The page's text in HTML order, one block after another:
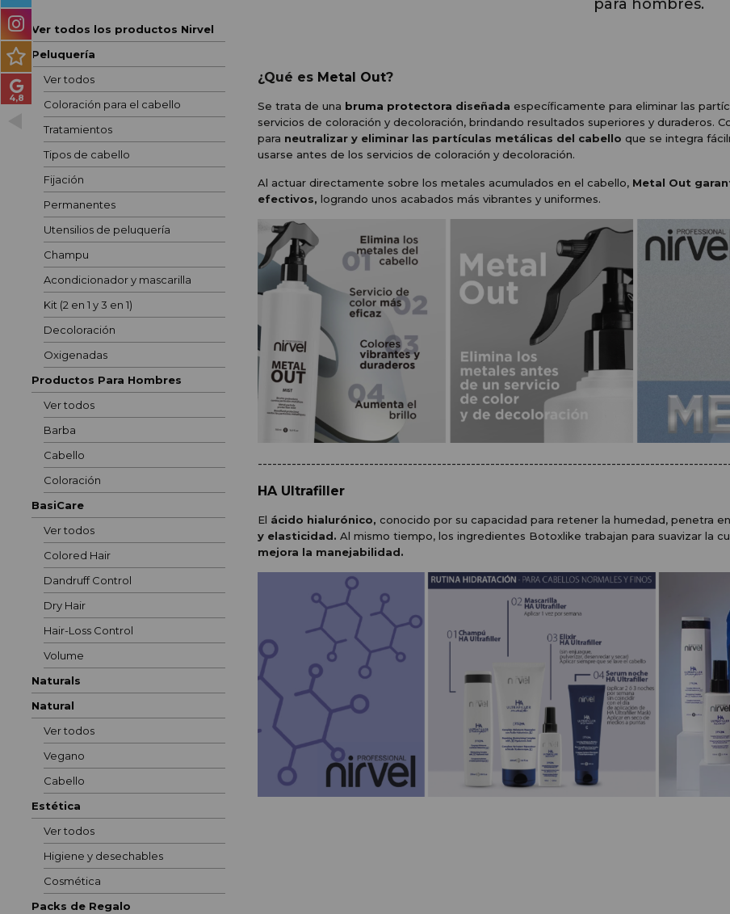
HOMBRES
MÉTODO CURLY
PACKS DE REGALO
OUTLET
BLOG
para hombres.
¿Qué esMetal Out?
Se trata de una bruma protectora diseñada específicamente para eliminar las
servicios de coloración y decoloración, brindando resultados superiores y duraderos.
para neutralizar y eliminar las partículas metálicas del cabello que se integra
usarse antes de los servicios de coloración y decoloración.
Al actuar directamente sobre los metales acumulados en el cabello, Metal Out
efectivos, logrando unos acabados más vibrantes y uniformes.
HA Ultrafiller
El ácido hialurónico, conocido por su capacidad para retener la humedad, penetra
y elasticidad. Al mismo tiempo, los ingredientes Botoxlike trabajan para suavizar la
mejora la manejabilidad.
Ver todos los productos Nirvel
Peluquería
Ver todos
Coloración para el cabello
Tratamientos
Tipos de cabello
Fijación
Permanentes
Utensilios de peluquería
Champu
Acondicionador y mascarilla
Kit (2 en 1 y 3 en 1)
Decoloración
Oxigenadas
Productos Para Hombres
Ver todos
Barba
Cabello
Coloración
BasiCare
Ver todos
Colored Hair
Dandruff Control
Dry Hair
Hair-Loss Control
Volume
Naturals
Natural
Ver todos
Vegano
Cabello
Estética
Ver todos
Higiene y desechables
Cosmética
Packs de Regalo